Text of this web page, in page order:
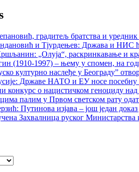
градитељ братства и
и Тјурдењев: Држава и НИС
„Олуја“, раскринкавање и
(1910-1997) – њему у спомен, на
културно наслеђе у Београду”
Државе НАТО и ЕУ носе посебну
конкурс о нацистичком геноциду
палим у Првом светском рату
Путинова изјава – још један
Захвалница руског Министарства